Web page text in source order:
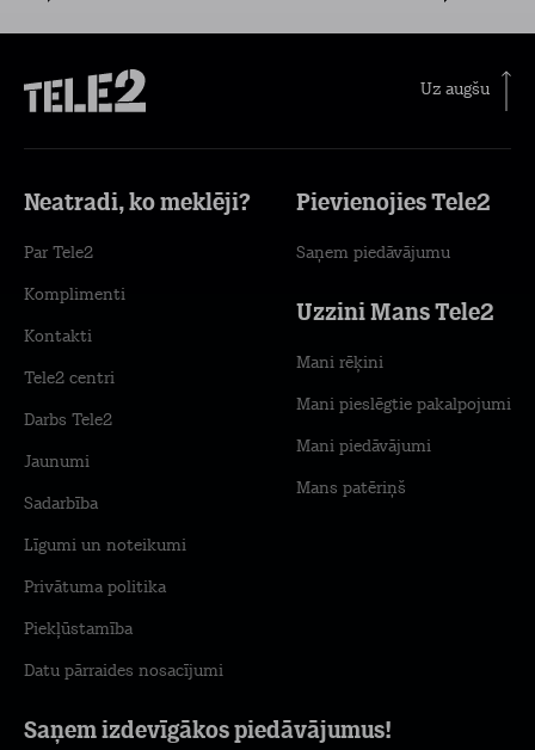
Uz augšu
Saņem izdevīgākos piedāvājumus!
Neatradi, ko meklēji?
Par Tele2
Komplimenti
Kontakti
Tele2 centri
Darbs Tele2
Jaunumi
Sadarbība
Līgumi un noteikumi
Privātuma politika
Piekļūstamība
Datu pārraides nosacījumi
Pievienojies Tele2
Saņem piedāvājumu
Uzzini Mans Tele2
Mani rēķini
Mani pieslēgtie pakalpojumi
Mani piedāvājumi
Mans patēriņš